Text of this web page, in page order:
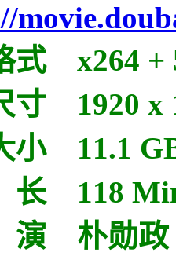
式 x264 +
寸 1920 x
小 11.1
118
朴勋政